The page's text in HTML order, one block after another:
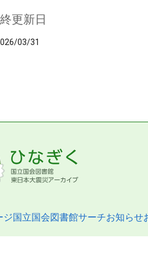
更新日
03/31
ジ国立国会図書館サーチお知らせ